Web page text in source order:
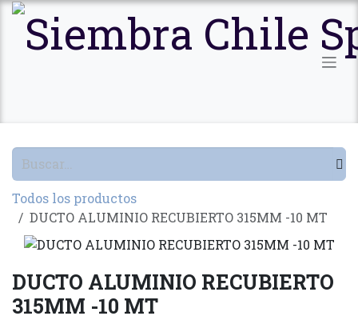
Ir al contenido
Todos los productos
DUCTO ALUMINIO RECUBIERTO 315MM -10 MT
DUCTO ALUMINIO RECUBIERTO
315MM -10 MT